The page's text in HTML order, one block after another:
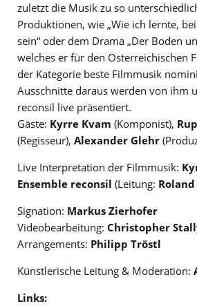
zuletzt die Musik zu so
Produktionen, wie „Wie ich lernte,
sein“ oder dem Drama „Der Boden
welches er für den Österreichischen
der Kategorie beste Filmmusik
Ausschnitte daraus werden von ihm
reconsil live präsentiert.
Gäste: Kyrre Kvam (Komponist),
(Regisseur), Alexander Glehr
Live Interpretation der Filmmusik:
Ensemble reconsil (Leitung:
Signation: Markus Zierhofer
Videobearbeitung: Christopher
Arrangements: Philipp Tröstl
Künstlerische Leitung & Moderation:
Links: